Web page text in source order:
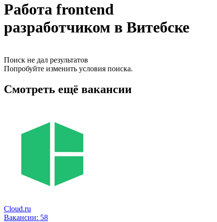
Работа frontend
разработчиком в Витебске
Поиск не дал результатов
Попробуйте изменить условия поиска.
Смотреть ещё вакансии
Cloud.ru
Вакансии: 58